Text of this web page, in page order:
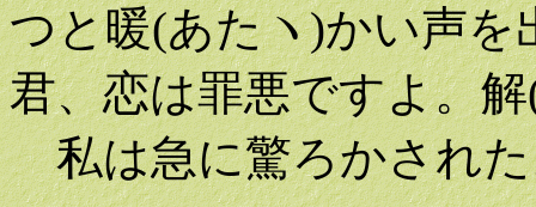
つと暖(あたヽ)かい声
君、恋は罪悪ですよ。
私は急に驚ろかされた